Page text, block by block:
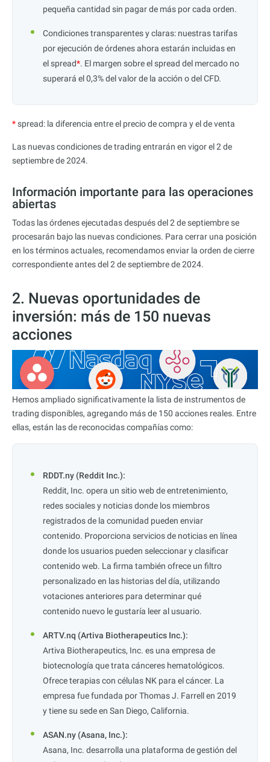
pequeña cantidad sin pagar de más por cada orden.
Condiciones transparentes y claras: nuestras tarifas
por ejecución de órdenes ahora estarán incluidas en
el spread*. El margen sobre el spread del mercado no
superará el 0,3% del valor de la acción o del CFD.
*spread: la diferencia entre el precio de compra y el de venta
Las nuevas condiciones de trading entrarán en vigor el 2 de
septiembre de 2024.
Información importante para las operaciones
abiertas
Todas las órdenes ejecutadas después del 2 de septiembre se
procesarán bajo las nuevas condiciones. Para cerrar una posición
en los términos actuales, recomendamos enviar la orden de cierre
correspondiente antes del 2 de septiembre de 2024.
2. Nuevas oportunidades de
inversión: más de 150 nuevas
acciones
Hemos ampliado significativamente la lista de instrumentos de
trading disponibles, agregando más de 150 acciones reales. Entre
ellas, están las de reconocidas compañías como:
RDDT.ny (Reddit Inc.):
Reddit, Inc. opera un sitio web de entretenimiento,
redes sociales y noticias donde los miembros
registrados de la comunidad pueden enviar
contenido. Proporciona servicios de noticias en línea
donde los usuarios pueden seleccionar y clasificar
contenido web. La firma también ofrece un filtro
personalizado en las historias del día, utilizando
votaciones anteriores para determinar qué
contenido nuevo le gustaría leer al usuario.
ARTV.nq (Artiva Biotherapeutics Inc.):
Artiva Biotherapeutics, Inc. es una empresa de
biotecnología que trata cánceres hematológicos.
Ofrece terapias con células NK para el cáncer. La
empresa fue fundada por Thomas J. Farrell en 2019
y tiene su sede en San Diego, California.
ASAN.ny (Asana, Inc.):
Asana, Inc. desarrolla una plataforma de gestión del